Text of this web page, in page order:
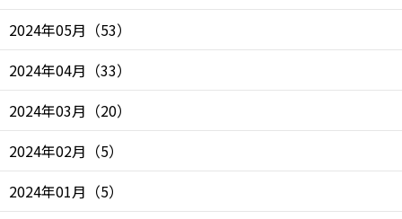
2024年05月 （53）
2024年04月 （33）
2024年03月 （20）
2024年02月 （5）
2024年01月 （5）